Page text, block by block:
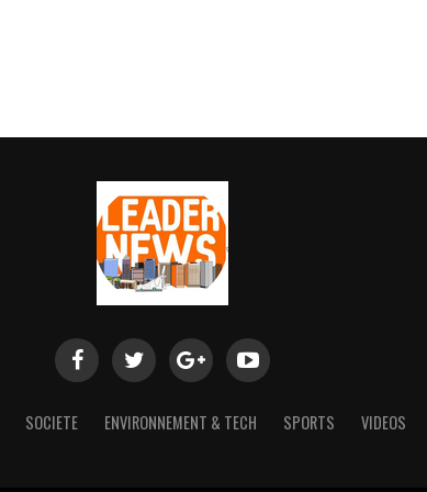
SOCIETE ENVIRONNEMENT & TECH SPORTS VIDEOS